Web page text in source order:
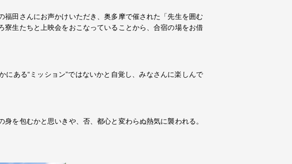
田さんにお声かけいただき、奥多摩で催された「先生を囲む
生たちと上映会をおこなっていることから、合宿の場をお借
ある“ミッション”ではないかと自覚し、みなさんに楽しんで
を包むかと思いきや、否、都心と変わらぬ熱気に襲われる。